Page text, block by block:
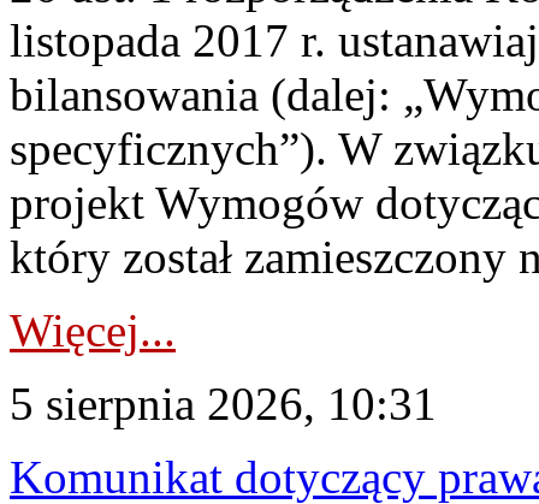
listopada 2017 r.
bilansowania (dalej:
specyficznych”). W
projekt Wymogów
który został zamieszczony
Więcej...
5 sierpnia 2026, 10:31
Komunikat dotyczący